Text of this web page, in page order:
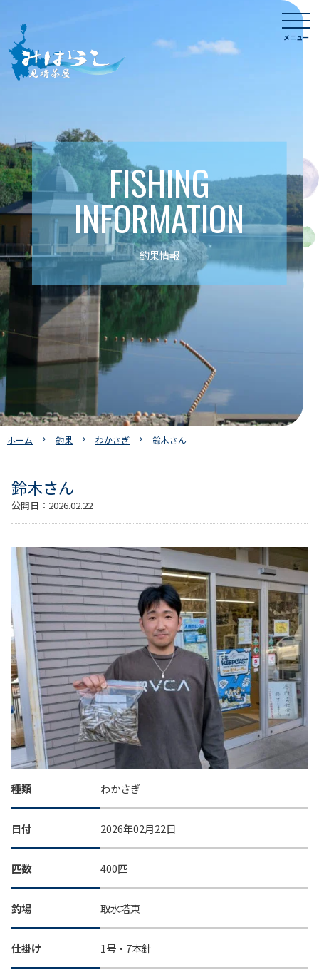
content
メニュー
FISHING
INFORMATION
釣果情報
ホーム 釣果 わかさぎ 鈴木さん
鈴木さん
公開日： 2026.02.22
種類 わかさぎ
日付 2026年02月22日
匹数 400匹
釣場 取水塔東
仕掛け 1号・7本針